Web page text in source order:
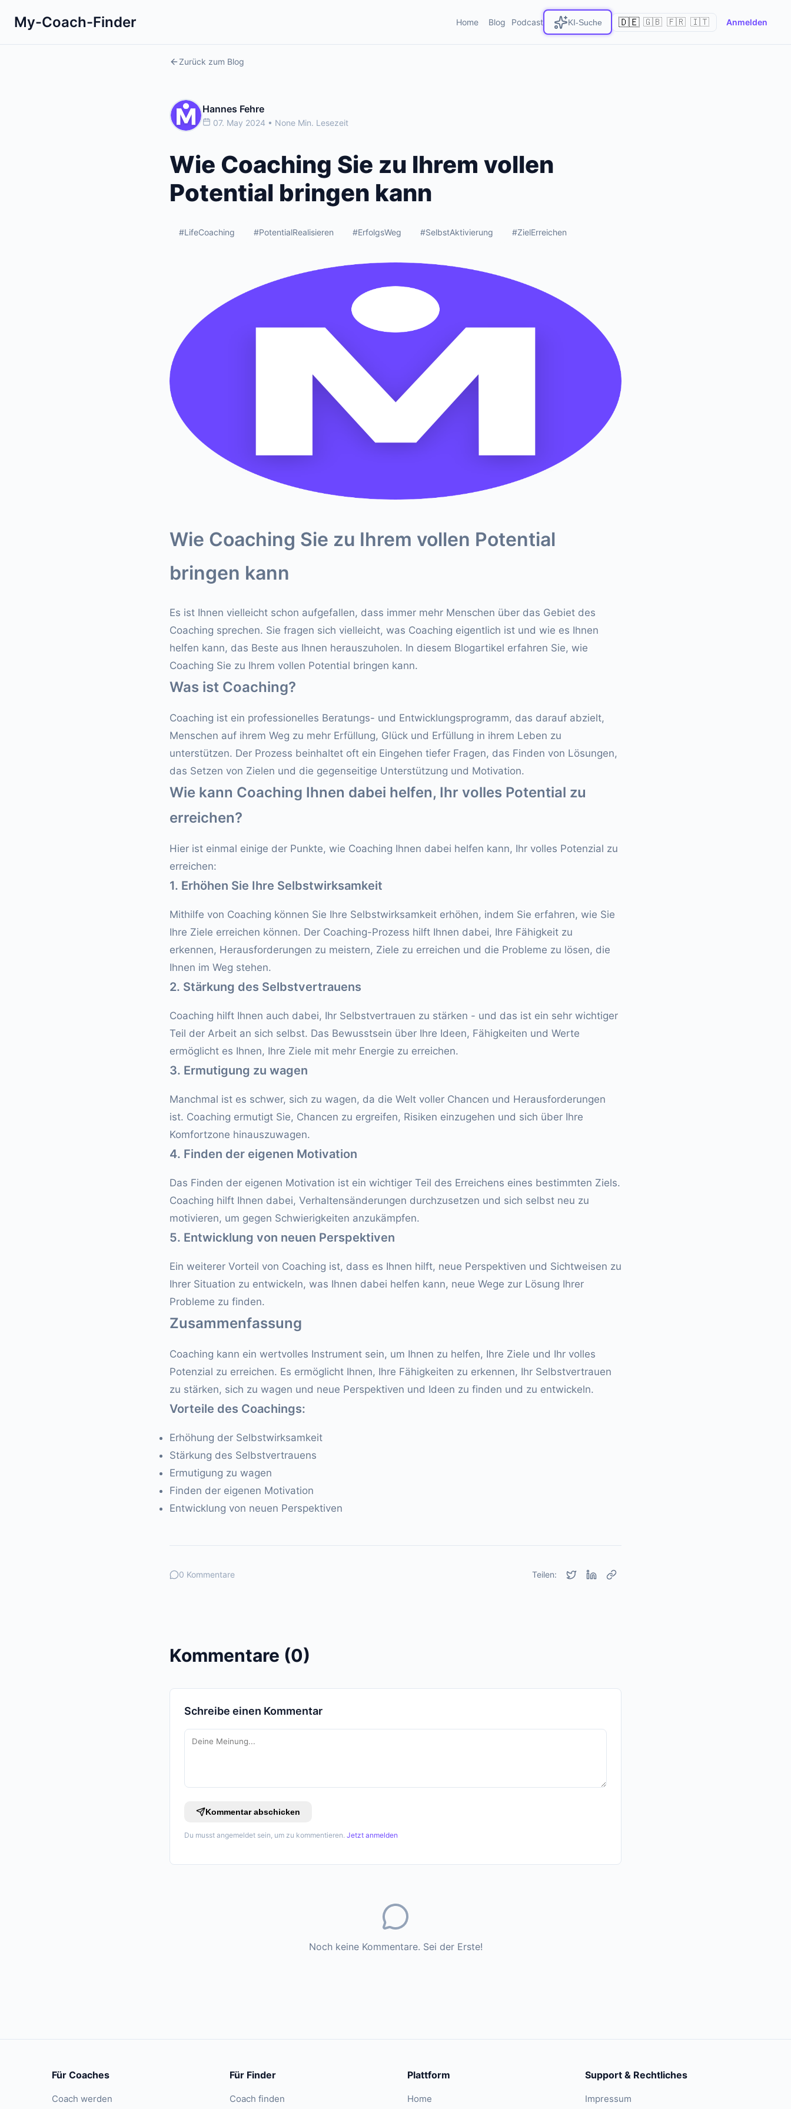
My-Coach-Finder Home Blog Podcast KI-Suche 🇩🇪 🇬🇧 🇫🇷 🇮🇹 Anmelden
Zurück zum Blog
Hannes Fehre
07. May 2024 • None Min. Lesezeit
Wie Coaching Sie zu Ihrem vollen
Potential bringen kann
#LifeCoaching #PotentialRealisieren #ErfolgsWeg #SelbstAktivierung #ZielErreichen
Wie Coaching Sie zu Ihrem vollen Potential
bringen kann
Es ist Ihnen vielleicht schon aufgefallen, dass immer mehr Menschen über das Gebiet des
Coaching sprechen. Sie fragen sich vielleicht, was Coaching eigentlich ist und wie es Ihnen
helfen kann, das Beste aus Ihnen herauszuholen. In diesem Blogartikel erfahren Sie, wie
Coaching Sie zu Ihrem vollen Potential bringen kann.
Was ist Coaching?
Coaching ist ein professionelles Beratungs- und Entwicklungsprogramm, das darauf abzielt,
Menschen auf ihrem Weg zu mehr Erfüllung, Glück und Erfüllung in ihrem Leben zu
unterstützen. Der Prozess beinhaltet oft ein Eingehen tiefer Fragen, das Finden von Lösungen,
das Setzen von Zielen und die gegenseitige Unterstützung und Motivation.
Wie kann Coaching Ihnen dabei helfen, Ihr volles Potential zu
erreichen?
Hier ist einmal einige der Punkte, wie Coaching Ihnen dabei helfen kann, Ihr volles Potenzial zu
erreichen:
1. Erhöhen Sie Ihre Selbstwirksamkeit
Mithilfe von Coaching können Sie Ihre Selbstwirksamkeit erhöhen, indem Sie erfahren, wie Sie
Ihre Ziele erreichen können. Der Coaching-Prozess hilft Ihnen dabei, Ihre Fähigkeit zu
erkennen, Herausforderungen zu meistern, Ziele zu erreichen und die Probleme zu lösen, die
Ihnen im Weg stehen.
2. Stärkung des Selbstvertrauens
Coaching hilft Ihnen auch dabei, Ihr Selbstvertrauen zu stärken - und das ist ein sehr wichtiger
Teil der Arbeit an sich selbst. Das Bewusstsein über Ihre Ideen, Fähigkeiten und Werte
ermöglicht es Ihnen, Ihre Ziele mit mehr Energie zu erreichen.
3. Ermutigung zu wagen
Manchmal ist es schwer, sich zu wagen, da die Welt voller Chancen und Herausforderungen
ist. Coaching ermutigt Sie, Chancen zu ergreifen, Risiken einzugehen und sich über Ihre
Komfortzone hinauszuwagen.
4. Finden der eigenen Motivation
Das Finden der eigenen Motivation ist ein wichtiger Teil des Erreichens eines bestimmten Ziels.
Coaching hilft Ihnen dabei, Verhaltensänderungen durchzusetzen und sich selbst neu zu
motivieren, um gegen Schwierigkeiten anzukämpfen.
5. Entwicklung von neuen Perspektiven
Ein weiterer Vorteil von Coaching ist, dass es Ihnen hilft, neue Perspektiven und Sichtweisen zu
Ihrer Situation zu entwickeln, was Ihnen dabei helfen kann, neue Wege zur Lösung Ihrer
Probleme zu finden.
Zusammenfassung
Coaching kann ein wertvolles Instrument sein, um Ihnen zu helfen, Ihre Ziele und Ihr volles
Potenzial zu erreichen. Es ermöglicht Ihnen, Ihre Fähigkeiten zu erkennen, Ihr Selbstvertrauen
zu stärken, sich zu wagen und neue Perspektiven und Ideen zu finden und zu entwickeln.
Vorteile des Coachings:
Erhöhung der Selbstwirksamkeit
Stärkung des Selbstvertrauens
Ermutigung zu wagen
Finden der eigenen Motivation
Entwicklung von neuen Perspektiven
0 Kommentare Teilen:
Kommentare (0)
Schreibe einen Kommentar
Kommentar abschicken
Du musst angemeldet sein, um zu kommentieren. Jetzt anmelden
Noch keine Kommentare. Sei der Erste!
Für Coaches
Coach werden
Für Finder
Coach finden
Plattform
Home
Support & Rechtliches
Impressum